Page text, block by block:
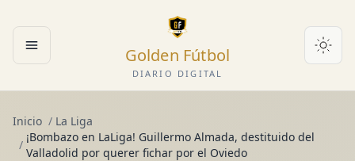
Abrir menú Golden Fútbol
DIARIO DIGITAL
Inicio / La Liga
/
¡Bombazo en LaLiga! Guillermo Almada, destituido del
Valladolid por querer fichar por el Oviedo